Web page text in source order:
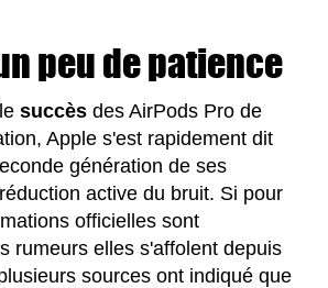
peu de patience
succès des AirPods Pro de
Apple s'est rapidement dit
génération de ses
active du bruit. Si pour
officielles sont
rumeurs elles s'affolent depuis
sources ont indiqué que